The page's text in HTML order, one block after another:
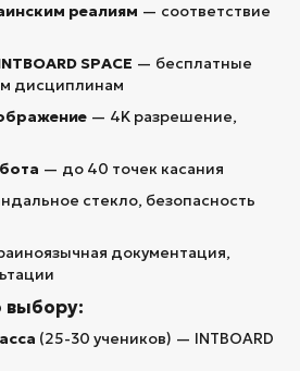
реалиям — соответствие
SPACE — бесплатные
дисциплинам
— 4K разрешение,
— до 40 точек касания
стекло, безопасность
документация,
выбору:
(25-30 учеников) — INTBOARD